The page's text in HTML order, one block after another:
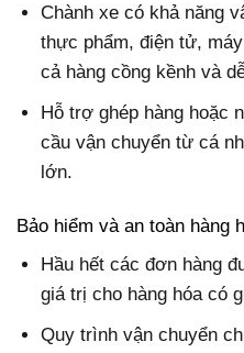
Chành xe có khả năng
thực phẩm, điện tử,
cả hàng cồng kềnh và
Hỗ trợ ghép hàng hoặc
cầu vận chuyển từ cá
lớn.
Bảo hiểm và an toàn hàng
Hầu hết các đơn hàng
giá trị cho hàng hóa có
Quy trình vận chuyển